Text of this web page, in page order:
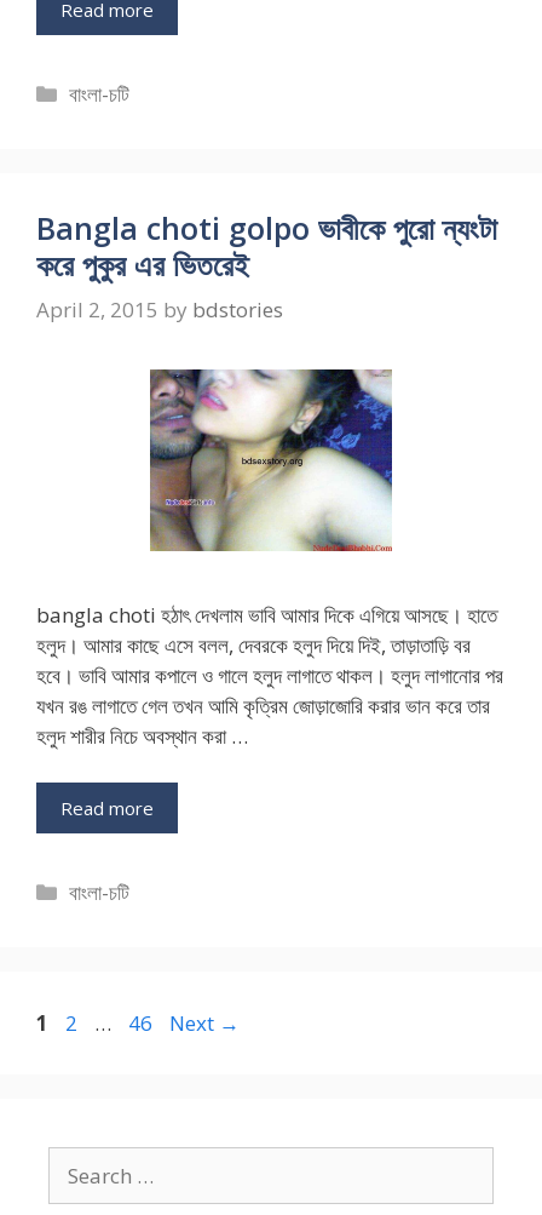
Read more
Categories
বাংলা-চটি
Bangla choti golpo ভাবীকে পুরো ন্যংটা
করে পুকুর এর ভিতরেই
April 2, 2015 by bdstories
bangla choti হঠাৎ দেখলাম ভাবি আমার দিকে এগিয়ে আসছে। হাতে
হলুদ। আমার কাছে এসে বলল, দেবরকে হলুদ দিয়ে দিই, তাড়াতাড়ি বর
হবে। ভাবি আমার কপালে ও গালে হলুদ লাগাতে থাকল। হলুদ লাগানোর পর
যখন রঙ লাগাতে গেল তখন আমি কৃত্রিম জোড়াজোরি করার ভান করে তার
হলুদ শারীর নিচে অবস্থান করা …
Read more
Categories
বাংলা-চটি
Page
1 Page
2 … Page
46 Next →
for: